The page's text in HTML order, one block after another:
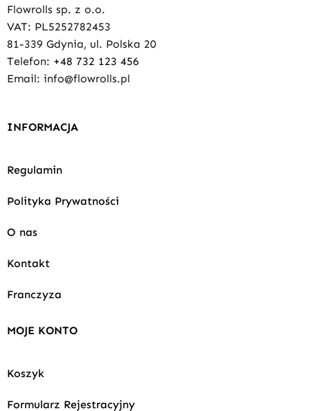
Flowrolls sp. z o.o.
VAT: PL5252782453
81-339 Gdynia, ul. Polska 20
Telefon: +48 732 123 456
Email: info@flowrolls.pl
INFORMACJA
Regulamin
Polityka Prywatności
O nas
Kontakt
Franczyza
MOJE KONTO
Koszyk
Formularz Rejestracyjny